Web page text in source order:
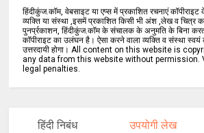
हिंदीकुंज.कॉम, वेबसाइट या एप्स में प्रकाशित रचनाएं
व्यक्ति या संस्था ,इसमें प्रकाशित किसी भी अंश ,लेख व चित्र
पुनर्प्रकाशन, हिंदीकुंज.कॉम के संचालक के अनुमति के बिना
कॉपीराइट का उलंघन है। ऐसा करने वाला व्यक्ति व संस्था स्वयं
उत्तरदायी होगा। All content on this website is
any data from this website without
legal penalties.
हिंदी निबंध उपयोगी लेख